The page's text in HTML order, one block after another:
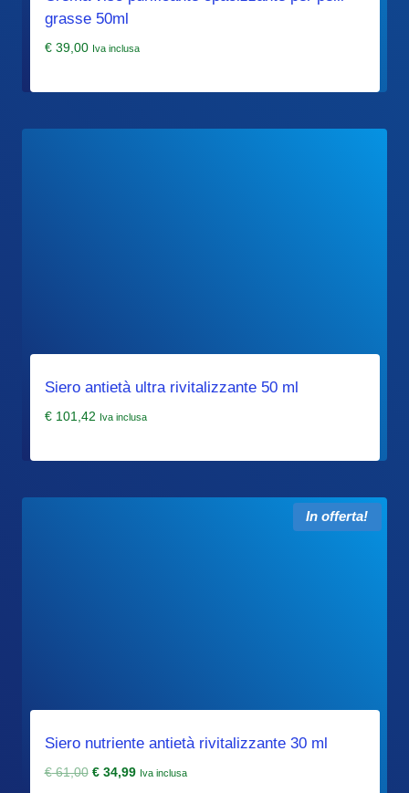
grasse 50ml
€39,00 Iva inclusa
Siero antietà ultra rivitalizzante 50 ml
€101,42 Iva inclusa
In offerta!
Siero nutriente antietà rivitalizzante 30 ml
€61,00 Il
€34,99IlIva inclusa